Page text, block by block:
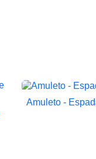

Amuleto -